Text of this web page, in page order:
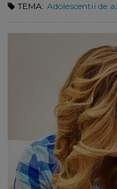
TEMA: Adolescentii de